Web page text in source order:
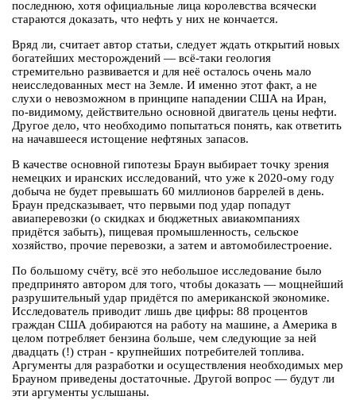
последнюю, хотя официальные лица королевства всячески
стараются доказать, что нефть у них не кончается.
Вряд ли, считает автор статьи, следует ждать открытий новых
богатейших месторождений — всё-таки геология
стремительно развивается и для неё осталось очень мало
неисследованных мест на Земле. И именно этот факт, а не
слухи о невозможном в принципе нападении США на Иран,
по-видимому, действительно основной двигатель цены нефти.
Другое дело, что необходимо попытаться понять, как ответить
на начавшееся истощение нефтяных запасов.
В качестве основной гипотезы Браун выбирает точку зрения
немецких и иранских исследований, что уже к 2020-ому году
добыча не будет превышать 60 миллионов баррелей в день.
Браун предсказывает, что первыми под удар попадут
авиаперевозки (о скидках и бюджетных авиакомпаниях
придётся забыть), пищевая промышленность, сельское
хозяйство, прочие перевозки, а затем и автомобилестроение.
По большому счёту, всё это небольшое исследование было
предпринято автором для того, чтобы доказать — мощнейший
разрушительный удар придётся по американской экономике.
Исследователь приводит лишь две цифры: 88 процентов
граждан США добираются на работу на машине, а Америка в
целом потребляет бензина больше, чем следующие за ней
двадцать (!) стран - крупнейших потребителей топлива.
Аргументы для разработки и осуществления необходимых мер
Брауном приведены достаточные. Другой вопрос — будут ли
эти аргументы услышаны.